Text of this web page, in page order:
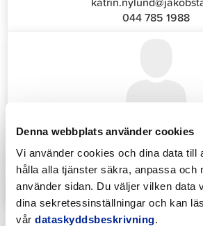
Denna webbplats använder cookies
Vi använder cookies och dina data till
hålla alla tjänster säkra, anpassa och
använder sidan. Du väljer vilken data
dina sekretessinställningar och kan
vår dataskyddsbeskrivning.
044 785 1988
Annika Strömberg
050 430 6640